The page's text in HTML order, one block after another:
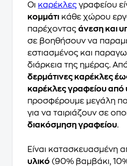
Οι καρέκλες γραφείου
κομμάτι κάθε χώρου
παρέχοντας άνεση και
σε βοηθήσουν να
εστιασμένος και
διάρκεια της ημέρας.
δερμάτινες καρέκλες
καρέκλες γραφείου
προσφέρουμε μεγάλη
για να ταιριάζουν σε
διακόσμηση γραφείου.
Είναι κατασκευασμένη
υλικό (90% βαμβάκι,